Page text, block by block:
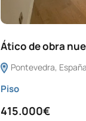
Ático de obra
Pontevedra, España
Piso
415.000€